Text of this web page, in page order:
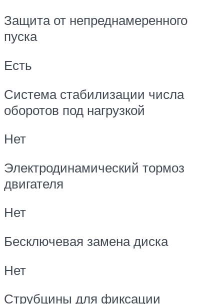
Защита от непреднамеренного
пуска
Есть
Система стабилизации числа
оборотов под нагрузкой
Нет
Электродинамический тормоз
двигателя
Нет
Бесключевая замена диска
Нет
Струбцины для фиксации